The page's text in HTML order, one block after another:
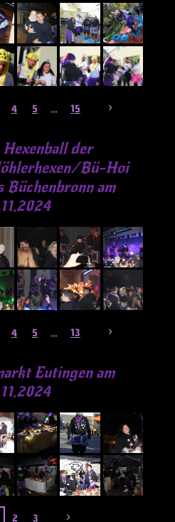
4 5 15
der
Bü-Hoi
Büchenbronn am
4 5 13
Eutingen am
2 3